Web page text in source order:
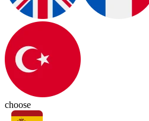
choose